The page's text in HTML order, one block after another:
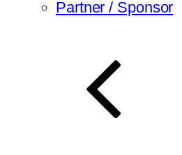
Partner / Sponsor